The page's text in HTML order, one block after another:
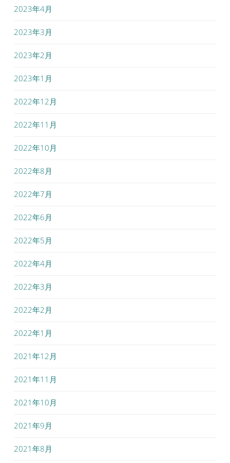
2023年4月
2023年3月
2023年2月
2023年1月
2022年12月
2022年11月
2022年10月
2022年8月
2022年7月
2022年6月
2022年5月
2022年4月
2022年3月
2022年2月
2022年1月
2021年12月
2021年11月
2021年10月
2021年9月
2021年8月